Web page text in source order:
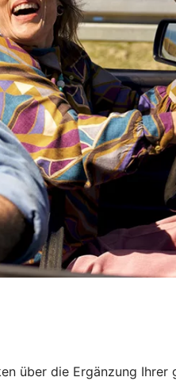
über die Ergänzung Ihrer